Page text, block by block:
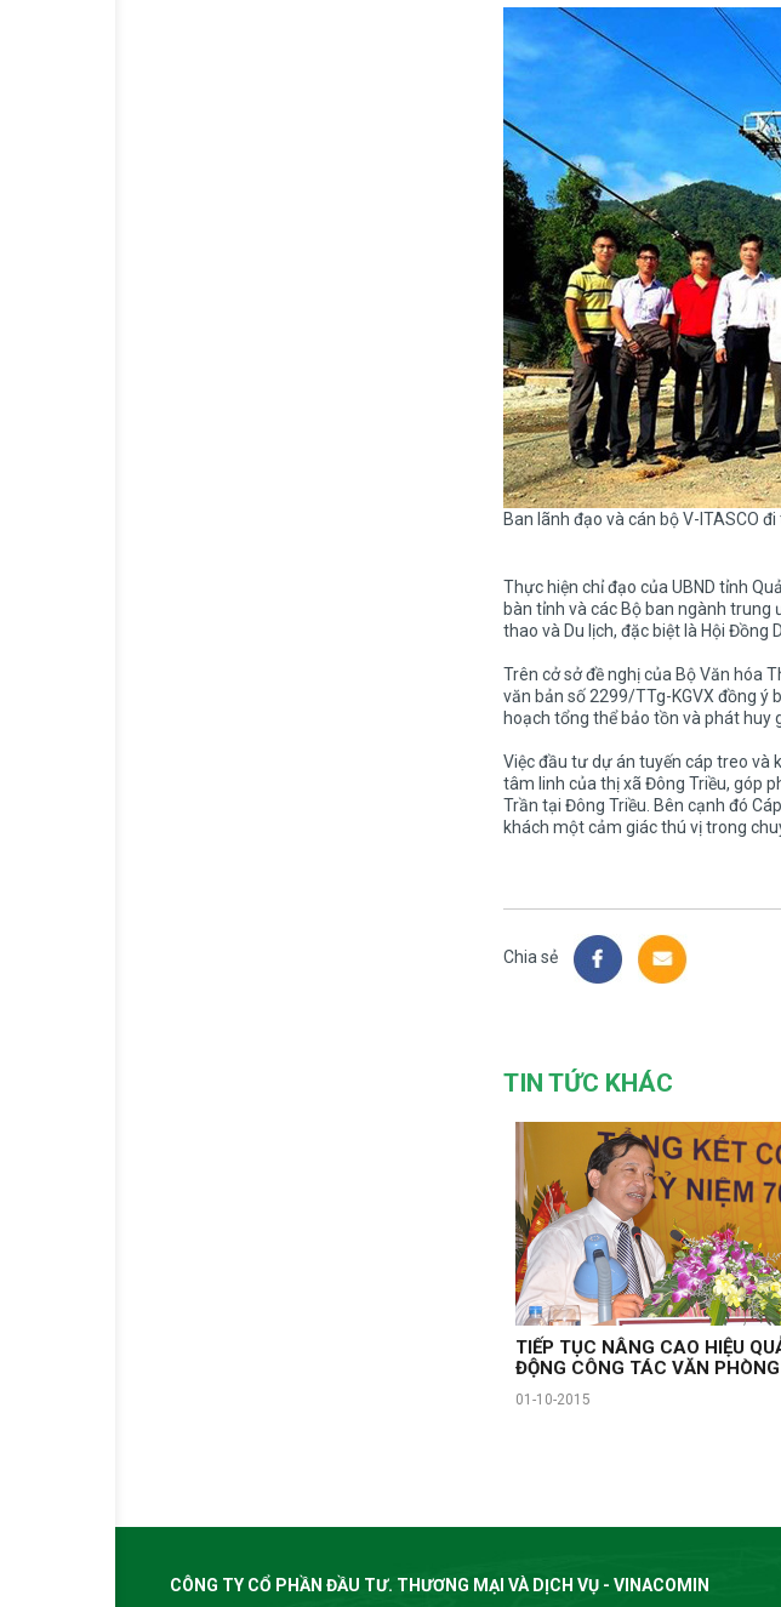
Ban lãnh đạo và cán bộ V-ITASCO
Thực hiện chỉ đạo của UBND tỉnh
bàn tỉnh và các Bộ ban ngành trung
thao và Du lịch, đặc biệt là Hội Đồng
Trên cở sở đề nghị của Bộ Văn hóa
văn bản số 2299/TTg-KGVX đồng ý
hoạch tổng thể bảo tồn và phát huy
Việc đầu tư dự án tuyến cáp treo và
tâm linh của thị xã Đông Triều, góp
Trần tại Đông Triều. Bên cạnh đó
khách một cảm giác thú vị trong
Chia sẻ
TIN TỨC KHÁC
TIẾP TỤC NÂNG CAO HIỆU
ĐỘNG CÔNG TÁC VĂN PHÒNG
01-10-2015
CÔNG TY CỔ PHẦN ĐẦU TƯ. THƯƠNG MẠI VÀ DỊCH VỤ - VINACOMIN